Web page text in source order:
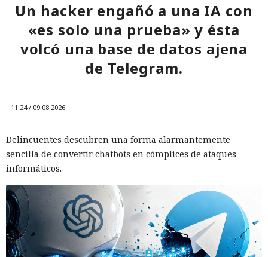
Un hacker engañó a una IA con
«es solo una prueba» y ésta
volcó una base de datos ajena
de Telegram.
11:24 / 09.08.2026
Delincuentes descubren una forma alarmantemente
sencilla de convertir chatbots en cómplices de ataques
informáticos.